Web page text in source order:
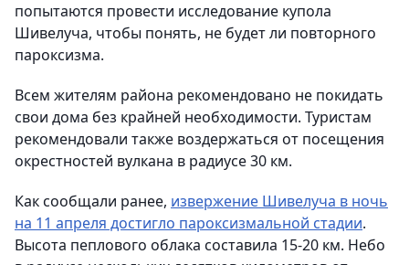
попытаются провести исследование купола
Шивелуча, чтобы понять, не будет ли повторного
пароксизма.
Всем жителям района рекомендовано не покидать
свои дома без крайней необходимости. Туристам
рекомендовали также воздержаться от посещения
окрестностей вулкана в радиусе 30 км.
Как сообщали ранее, извержение Шивелуча в ночь
на 11 апреля достигло пароксизмальной стадии.
Высота пеплового облака составила 15-20 км. Небо